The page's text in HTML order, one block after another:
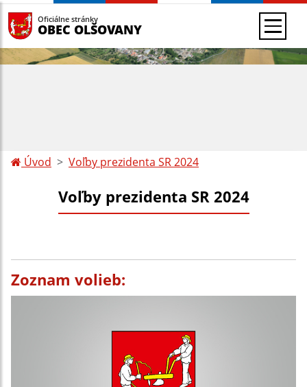
Oficiálne stránky
OBEC OLŠOVANY
Úvod Voľby prezidenta SR 2024
Voľby prezidenta SR 2024
Zoznam volieb: